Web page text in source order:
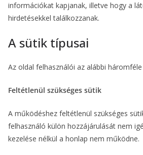
információkat kapjanak, illetve hogy a
hirdetésekkel találkozzanak.
A sütik típusai
Az oldal felhasználói az alábbi
Feltétlenül szükséges sütik
A működéshez feltétlenül szükséges
felhasználó külön hozzájárulását nem
kezelése nélkül a honlap nem működne.